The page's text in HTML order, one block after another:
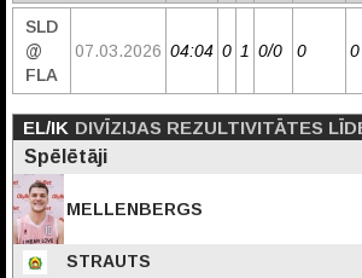
SLD
@
FLA
07.03.2026 04:04 0 1 0/0 0 0
EL/IK DIVĪZIJAS REZULTIVITĀTES
Spēlētāji
MELLENBERGS
STRAUTS